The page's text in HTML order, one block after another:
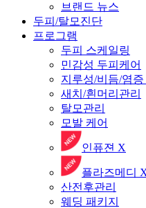
브랜드 뉴스
두피/탈모진단
프로그램
두피 스케일링
민감성 두피케어
지루성/비듬/염증
새치/흰머리관리
탈모관리
모발 케어
인퓨젼 X
플라즈메디
산전후관리
웨딩 패키지